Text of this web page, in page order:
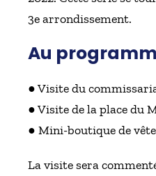
3e arrondissement.
Au
● Visite du
● Visite de la place du
● Mini-boutique de
La visite sera